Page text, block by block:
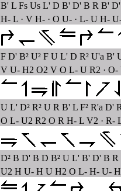
B' L Fs Us L' D B' D' B R B'
H- L · V H- · O U- · L- U H-
F D' B² U² F U L' D R² U'a B'
V U- H2 O2 V O L- U R2 · O-
U L' D² R² U R B' L F² R'a D'
O L- U2 R2 O R H- L V2 · R-
D² B D' B D B² U L' B' D' B
U2 H U- H U H2 O L- H- U-